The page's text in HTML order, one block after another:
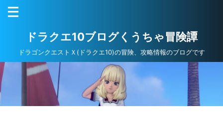
ドラクエ10ブログくうちゃ冒険譚
ドラゴンクエストＸ(ドラクエ10)の冒険、攻略情報のブログです